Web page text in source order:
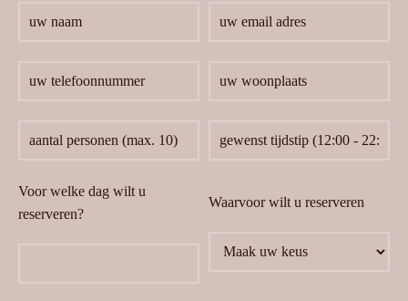
Voor welke dag wilt u
reserveren?
Waarvoor wilt u reserveren